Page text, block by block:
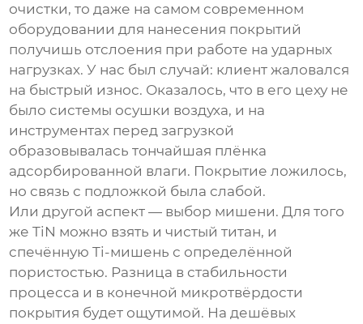
очистки, то даже на самом современном
оборудовании для нанесения покрытий
получишь отслоения при работе на ударных
нагрузках. У нас был случай: клиент жаловался
на быстрый износ. Оказалось, что в его цеху не
было системы осушки воздуха, и на
инструментах перед загрузкой
образовывалась тончайшая плёнка
адсорбированной влаги. Покрытие ложилось,
но связь с подложкой была слабой.
Или другой аспект — выбор мишени. Для того
же TiN можно взять и чистый титан, и
спечённую Ti-мишень с определённой
пористостью. Разница в стабильности
процесса и в конечной микротвёрдости
покрытия будет ощутимой. На дешёвых